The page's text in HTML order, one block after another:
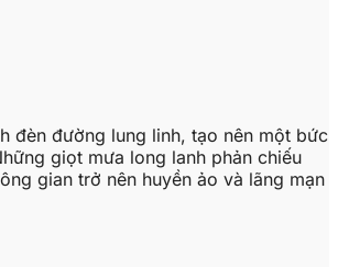
đèn đường lung linh, tạo nên một bức
giọt mưa long lanh phản chiếu
gian trở nên huyền ảo và lãng mạn